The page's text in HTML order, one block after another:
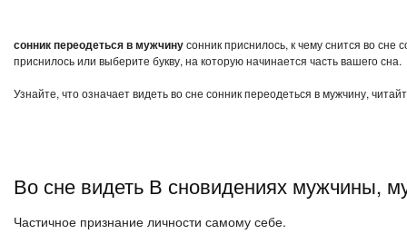
сонник переодеться в мужчинусонник приснилось, к чему снится во
приснилось или выберите букву, на которую начинается часть вашего сна.
Узнайте, что означает видеть во сне сонник переодеться в мужчину,
Во сне видеть В сновидениях мужчины,
Частичное признание личности самому себе.